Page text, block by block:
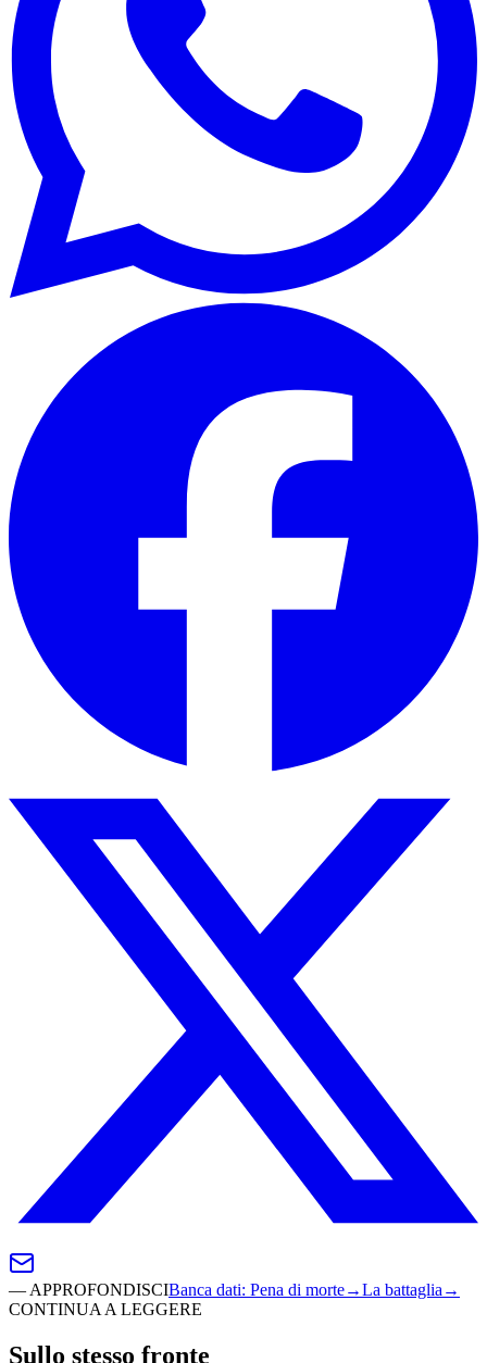
— APPROFONDISCIBanca dati: Pena di morte→La battaglia →
CONTINUA A LEGGERE
Sullo stesso fronte